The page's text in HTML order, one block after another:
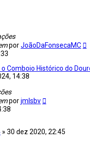
porJoãoDaFonsecaMC
Comboio Histórico do
14:38
porjmlsbv
» 30 dez 2020, 22:45